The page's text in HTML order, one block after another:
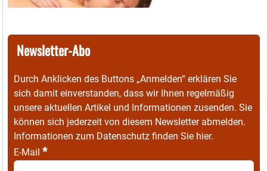
Newsletter-Abo
Durch Anklicken des Buttons „Anmelden“ erklären Sie
sich damit einverstanden, dass wir Ihnen regelmäßig
unsere aktuellen Artikel und Informationen zusenden. Sie
können sich jederzeit von diesem Newsletter abmelden.
Informationen zum Datenschutz finden Sie hier.
E-Mail *